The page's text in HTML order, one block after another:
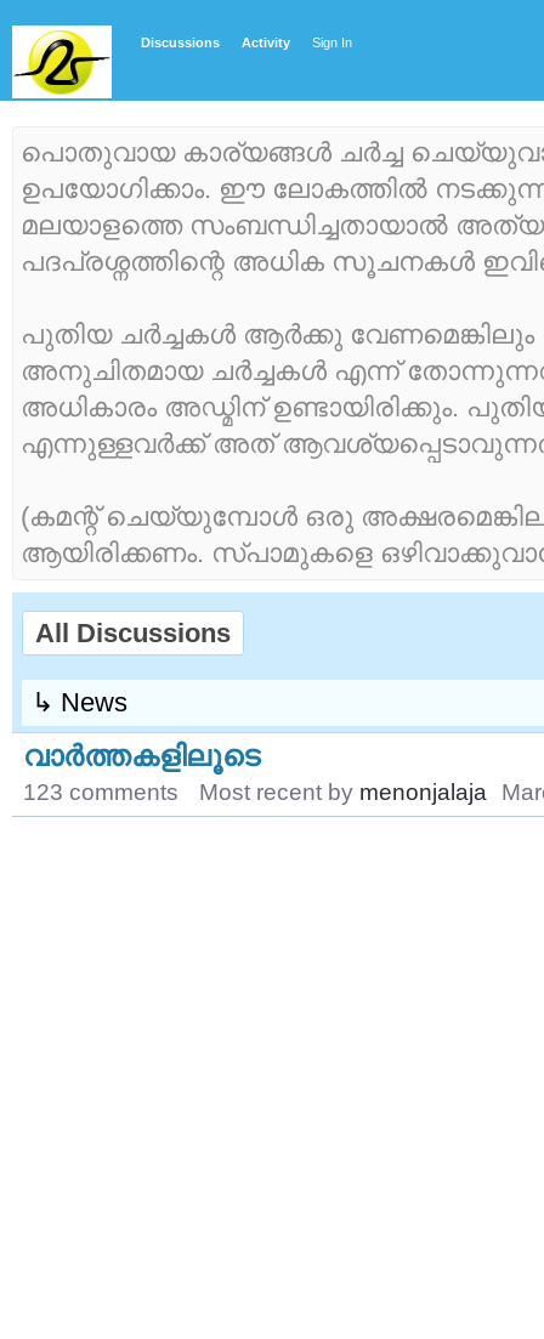
Discussions Activity Sign In
പൊതുവായ കാര്യങ്ങള്‍ ചര്‍ച്ച
ഉപയോഗിക്കാം. ഈ ലോകത്തില്‍ നടക്കുന്ന
മലയാളത്തെ സംബന്ധിച്ചതായാല്‍
പദപ്രശ്നത്തിന്റെ അധിക സൂചനകള്‍
പുതിയ ചര്‍ച്ചകള്‍ ആര്‍ക്കു വേണമെങ്കിലും
അനുചിതമായ ചര്‍ച്ചകള്‍ എന്ന് തോന്നുന്നവ
അധികാരം അഡ്മിന് ഉണ്ടായിരിക്കും.
എന്നുള്ളവര്‍ക്ക് അത്
(കമന്റ് ചെയ്യുമ്പോള്‍ ഒരു
ആയിരിക്കണം. സ്പാമുകളെ
All Discussions
↳ News
വാര്‍ത്തകളിലൂടെ
123 comments Most recent by menonjalaja